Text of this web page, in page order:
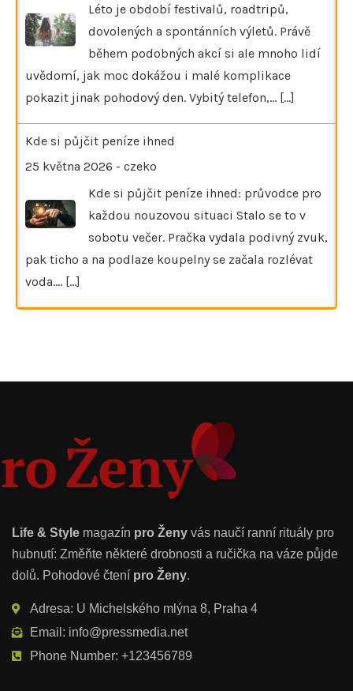
Léto je období festivalů, roadtripů,
dovolených a spontánních výletů. Právě
během podobných akcí si ale mnoho lidí
uvědomí, jak moc dokážou i malé komplikace
pokazit jinak pohodový den. Vybitý telefon,… [...]
Kde si půjčit peníze ihned
25 května 2026 - czeko
Kde si půjčit peníze ihned: průvodce pro
každou nouzovou situaci Stalo se to v
sobotu večer. Pračka vydala podivný zvuk,
pak ticho a na podlaze koupelny se začala rozlévat
voda.… [...]
Life & Style magazín pro Ženy vás naučí ranní rituály pro
hubnutí: Změňte některé drobnosti a ručička na váze půjde
dolů. Pohodové čtení pro Ženy.
Adresa: U Michelského mlýna 8, Praha 4
Email: info@pressmedia.net
Phone Number: +123456789